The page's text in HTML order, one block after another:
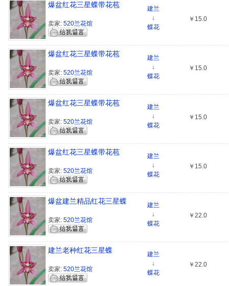
爆盆红花三星蝶带花苞
卖家: 520兰花馆
建兰
↓
蝶花
￥15.0
爆盆红花三星蝶带花苞
卖家: 520兰花馆
建兰
↓
蝶花
￥15.0
爆盆红花三星蝶带花苞
卖家: 520兰花馆
建兰
↓
蝶花
￥15.0
爆盆红花三星蝶带花苞
卖家: 520兰花馆
建兰
↓
蝶花
￥15.0
爆盆建兰精品红花三星蝶
卖家: 520兰花馆
建兰
↓
蝶花
￥22.0
建兰老种红花三星蝶
卖家: 520兰花馆
建兰
↓
蝶花
￥22.0